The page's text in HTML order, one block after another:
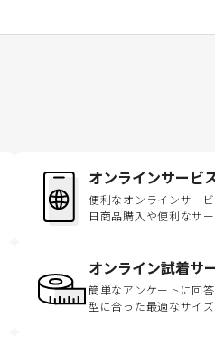
オンラインサービ
便利なオンラインサー
日商品購入や便利なサ
オンライン試着サ
簡単なアンケートに回
型に合った最適なサイズ